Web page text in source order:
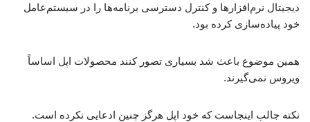
دیجیتال نرم‌افزارها و کنترل دسترسی برنامه‌ها را در سیستم‌عامل
خود پیاده‌سازی کرده بود.
همین موضوع باعث شد بسیاری تصور کنند محصولات اپل اساساً
ویروس نمی‌گیرند.
نکته جالب اینجاست که خود اپل هرگز چنین ادعایی نکرده است.